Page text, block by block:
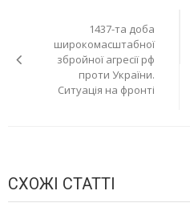
записів1437-та доба
широкомасштабної
збройної агресії рф
проти України.
Ситуація на фронті
СХОЖІ СТАТТІ